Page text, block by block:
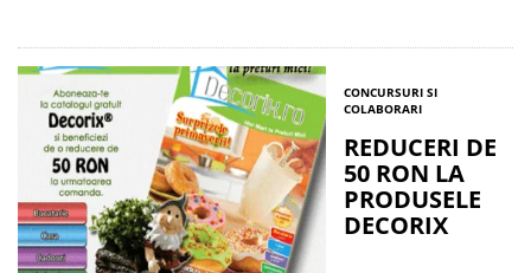
CONCURSURI SI
COLABORARI
REDUCERI DE
50 RON LA
PRODUSELE
DECORIX